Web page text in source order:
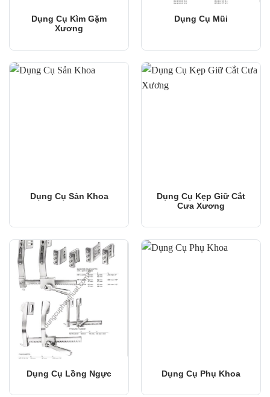
Dụng Cụ Kìm Gặm
Xương
Dụng Cụ Mũi
Dụng Cụ Sản Khoa
Dụng Cụ Kẹp Giữ Cắt
Cưa Xương
Dụng Cụ Lồng Ngực Dụng Cụ Phụ Khoa